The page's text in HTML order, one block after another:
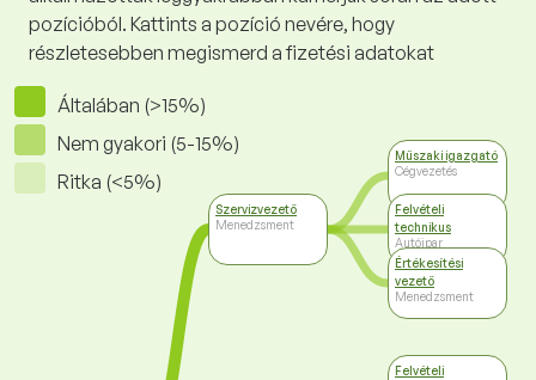
pozícióból. Kattints a pozíció nevére, hogy
részletesebben megismerd a fizetési adatokat
Általában (>15%)
Nem gyakori (5-15%)
Ritka (<5%)
Szervizvezető
Menedzsment
Műszaki igazgató
Cégvezetés
Felvételi
technikus
Autóipar
Értékesítési
vezető
Menedzsment
Felvételi